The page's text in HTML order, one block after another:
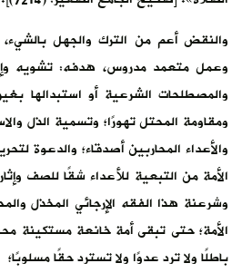
والنقض أعم من الترك والجهل
وعمل متعمد مدروس، هدفه: تشويه
والمصطلحات الشرعية أو استبدالها
ومقاومة المحتل تهورًا؛ وتسمية الذل
والأعداء المحاربين أصدقاء؛ والدعوة
الأمة من التبعية للأعداء شقًا للصف
وشرعنة هذا الفقه الإرجائي المخذل
الأمة؛ حتى تبقى أمة خانعة مستكينة
باطلًا ولا ترد عدوًا ولا تسترد حقًا مسلوبًا؛